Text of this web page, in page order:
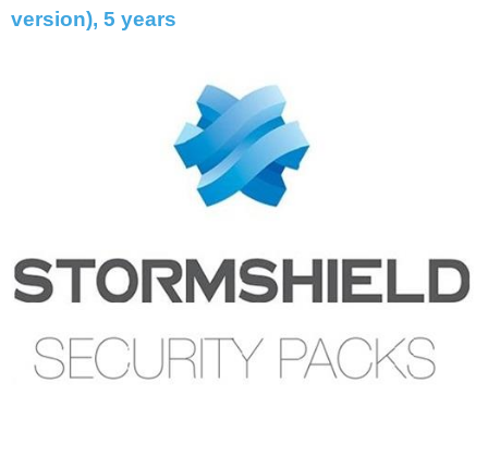
Newsletter
PROMO ATTIVE
version), 5 years